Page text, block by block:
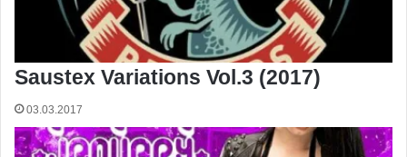
Saustex Variations Vol.3 (2017)
03.03.2017